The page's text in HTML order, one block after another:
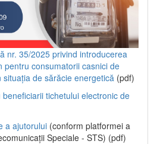
nr. 35/2025 privind introducerea
pentru consumatorii casnici de
de sărăcie energetică (pdf)
tichetului electronic de
a ajutorului (conform platformei a
Speciale - STS) (pdf)